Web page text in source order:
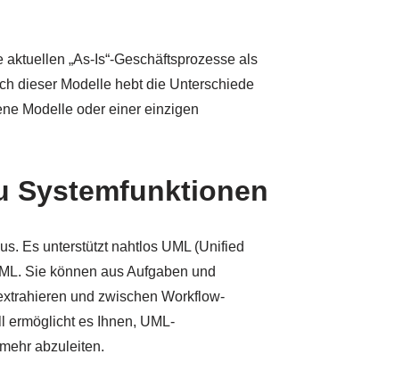
„As-Is“-Geschäftsprozesse als
dieser Modelle hebt die Unterschiede
Modelle oder einer einzigen
Systemfunktionen
Es unterstützt nahtlos UML (Unified
Sie können aus Aufgaben und
und zwischen Workflow-
ermöglicht es Ihnen, UML-
abzuleiten.